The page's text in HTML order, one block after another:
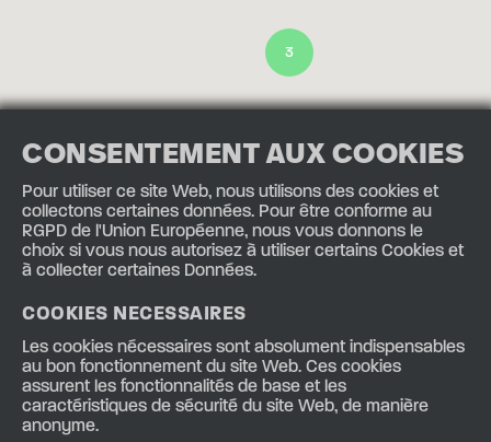
3
7
8
CONSENTEMENT AUX COOKIES
Pour utiliser ce site Web, nous utilisons des cookies et
collectons certaines données. Pour être conforme au
RGPD de l'Union Européenne, nous vous donnons le
choix si vous nous autorisez à utiliser certains Cookies et
à collecter certaines Données.
COOKIES NECESSAIRES
Les cookies nécessaires sont absolument indispensables
au bon fonctionnement du site Web. Ces cookies
assurent les fonctionnalités de base et les
caractéristiques de sécurité du site Web, de manière
anonyme.